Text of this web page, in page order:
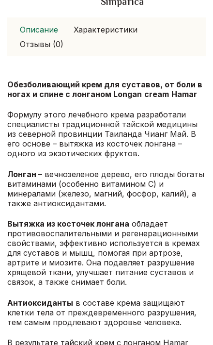
50Описание
Характеристики
Отзывы (0)
Обезболивающий крем для суставов, от боли в
ногах и спине с лонганом Longan cream Hamar
Формулу этого лечебного крема разработали
специалисты традиционной тайской медицины
из северной провинции Таиланда Чианг Май. В
его основе – вытяжка из косточек лонгана –
одного из экзотических фруктов.
Лонган – вечнозеленое дерево, его плоды богаты
витаминами (особенно витамином С) и
минералами (железо, магний, фосфор, калий), а
также антиоксидантами.
Вытяжка из косточек лонгана обладает
противовоспалительными и регенерационными
свойствами, эффективно используется в кремах
для суставов и мышц, помогая при артрозе,
артрите и миозите. Она подавляет разрушение
хрящевой ткани, улучшает питание суставов и
связок, а также снимает боли.
Антиоксиданты в составе крема защищают
клетки тела от преждевременного разрушения,
тем самым продлевают здоровье человека.
В результате тайский крем с лонганом Hamar